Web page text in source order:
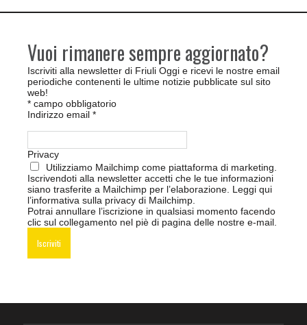
Vuoi rimanere sempre aggiornato?
Iscriviti alla newsletter di Friuli Oggi e ricevi le nostre email
periodiche contenenti le ultime notizie pubblicate sul sito
web!
* campo obbligatorio
Indirizzo email *
Privacy
Utilizziamo Mailchimp come piattaforma di marketing.
Iscrivendoti alla newsletter accetti che le tue informazioni
siano trasferite a Mailchimp per l’elaborazione. Leggi qui
l’informativa sulla privacy di Mailchimp
Potrai annullare l’iscrizione in qualsiasi momento facendo
clic sul collegamento nel piè di pagina delle nostre e-mail.